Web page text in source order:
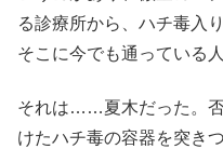
る診療所から、ハチ毒入
そこに今でも通っている人
それは……夏木だった。
けたハチ毒の容器を突き